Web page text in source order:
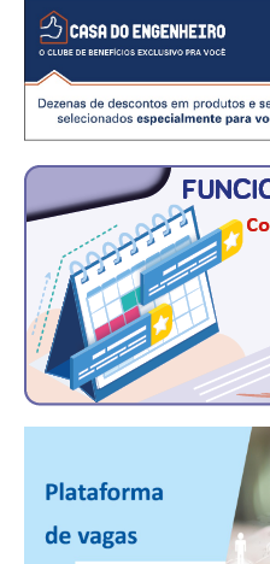
COMPOSIÇÃO
CONSELHOS ASSESSORES
PERSONALIDADES DA
NÚCLEO DA MULHER
TRANSPARÊNCIA
JURÍDICO
CONSULTORIA
ACORDOS, CONVENÇÕES E
CONTRIBUIÇÕES
CONTRIBUIÇÃO ASSISTENCIAL
CONTRIBUIÇÃO ASSOCIATIVA
CONTRIBUIÇÃO SINDICAL